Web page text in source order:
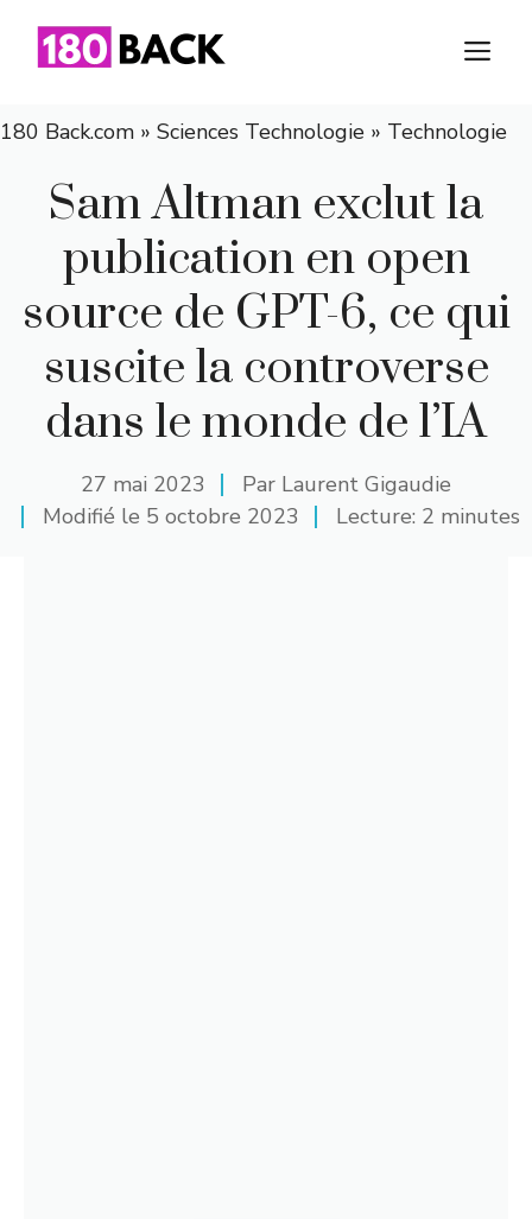
180 Back.com » Sciences Technologie » Technologie
Sam Altman exclut la
publication en open
source de GPT-6, ce qui
suscite la controverse
dans le monde de l’IA
27 mai 2023 Par Laurent Gigaudie
Modifié le 5 octobre 2023 Lecture: 2 minutes